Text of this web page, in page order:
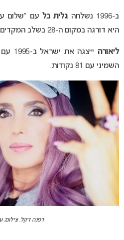
ב-1996 נשלחה גלית בל עם “שלום
היא דורגה במקום ה-28 בשלב המקדים.
ליאורה
השמיני עם 81 נקודות.
דפנה דקל. צילום: